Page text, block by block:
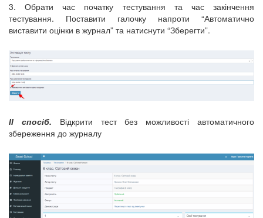
3. Обрати час початку тестування та час закінчення
тестування. Поставити галочку напроти “Автоматично
виставити оцінки в журнал” та натиснути “Зберегти”.
ІІ спосіб. Відкрити тест без можливості автоматичного
збереження до журналу